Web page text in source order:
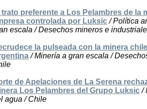
trato preferente a Los Pelambres de la
controlada por Luksic/ Política
escala / Desechos mineros e
la pulseada con la minera
/ Minería a gran escala /
de Apelaciones de La Serena
Los Pelambres del Grupo Luksic/
agua / Chile